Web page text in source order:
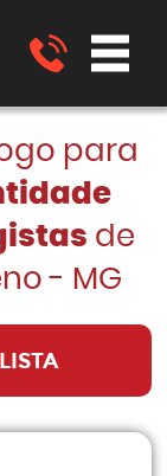
para
de
- MG